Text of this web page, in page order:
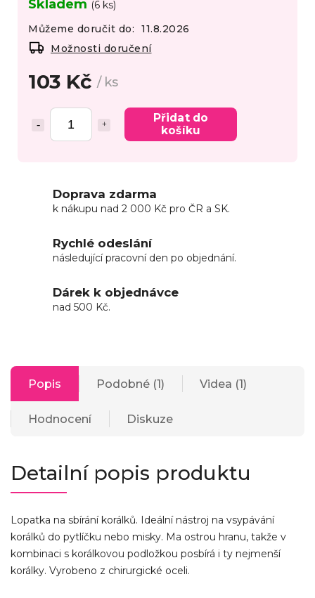
103 Kč/ ks
Přidat do
košíku
Skladem (6 ks)
Můžeme doručit do:
11.8.2026
Možnosti doručení
Doprava zdarma
k nákupu nad 2 000 Kč pro ČR a SK.
Rychlé odeslání
následující pracovní den po objednání.
Dárek k objednávce
nad 500 Kč.
Popis Podobné (1) Videa (1)
Hodnocení Diskuze
Detailní popis produktu
Lopatka na sbírání korálků. Ideální nástroj na vsypávání
korálků do pytlíčku nebo misky. Ma ostrou hranu, takže v
kombinaci s korálkovou podložkou posbírá i ty nejmenší
korálky. Vyrobeno z chirurgické oceli.